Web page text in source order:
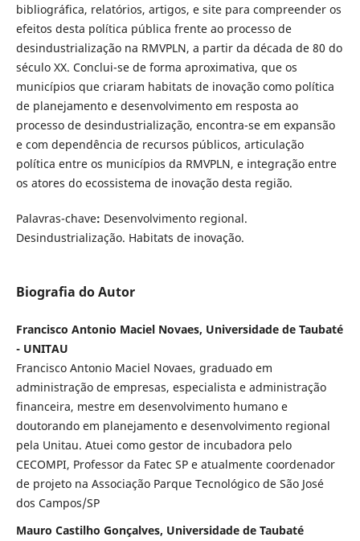
bibliográfica, relatórios, artigos, e site para compreender os
efeitos desta política pública frente ao processo de
desindustrialização na RMVPLN, a partir da década de 80 do
século XX. Conclui-se de forma aproximativa, que os
municípios que criaram habitats de inovação como política
de planejamento e desenvolvimento em resposta ao
processo de desindustrialização, encontra-se em expansão
e com dependência de recursos públicos, articulação
política entre os municípios da RMVPLN, e integração entre
os atores do ecossistema de inovação desta região.
Palavras-chave: Desenvolvimento regional.
Desindustrialização. Habitats de inovação.
Biografia do Autor
Francisco Antonio Maciel Novaes, Universidade de Taubaté
- UNITAU
Francisco Antonio Maciel Novaes, graduado em
administração de empresas, especialista e administração
financeira, mestre em desenvolvimento humano e
doutorando em planejamento e desenvolvimento regional
pela Unitau. Atuei como gestor de incubadora pelo
CECOMPI, Professor da Fatec SP e atualmente coordenador
de projeto na Associação Parque Tecnológico de São José
dos Campos/SP
Mauro Castilho Gonçalves, Universidade de Taubaté